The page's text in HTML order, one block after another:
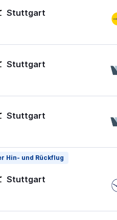
Stuttgart
Stuttgart
Stuttgart
Hin- und Rückflug
Stuttgart